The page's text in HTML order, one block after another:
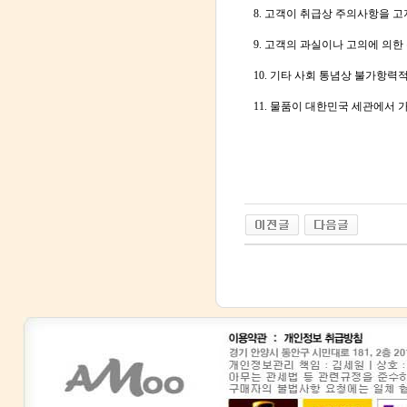
8. 고객이 취급상 주의사항을
9. 고객의 과실이나 고의에 의한
10. 기타 사회 통념상 불가항력
11. 물품이 대한민국 세관에서